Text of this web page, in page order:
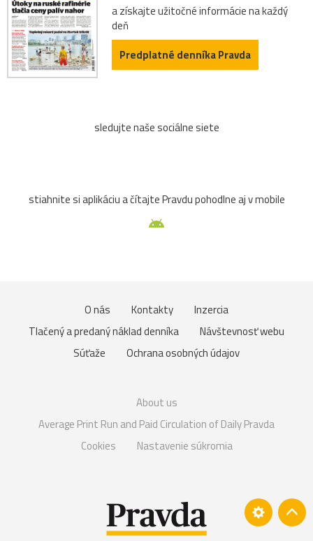
a získajte užitočné informácie na každý
deň
Predplatné denníka Pravda
sledujte naše sociálne siete
stiahnite si aplikáciu a čítajte Pravdu pohodlne aj v mobile
O nás Kontakty
Inzercia
Tlačený a predaný náklad denníka
Návštevnosť webu
Súťaže
Ochrana osobných údajov
About us
Average Print Run and Paid Circulation of Daily Pravda
Cookies
Nastavenie súkromia